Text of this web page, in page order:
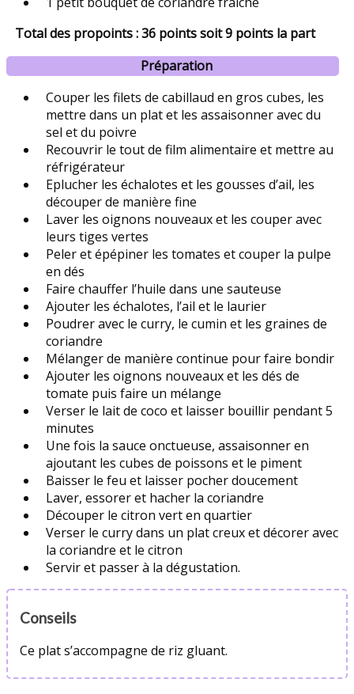
Total des propoints : 36 points soit 9 points la part
Préparation
Couper les filets de cabillaud en gros cubes, les
mettre dans un plat et les assaisonner avec du
sel et du poivre
Recouvrir le tout de film alimentaire et mettre au
réfrigérateur
Eplucher les échalotes et les gousses d’ail, les
découper de manière fine
Laver les oignons nouveaux et les couper avec
leurs tiges vertes
Peler et épépiner les tomates et couper la pulpe
en dés
Faire chauffer l’huile dans une sauteuse
Ajouter les échalotes, l’ail et le laurier
Poudrer avec le curry, le cumin et les graines de
coriandre
Mélanger de manière continue pour faire bondir
Ajouter les oignons nouveaux et les dés de
tomate puis faire un mélange
Verser le lait de coco et laisser bouillir pendant 5
minutes
Une fois la sauce onctueuse, assaisonner en
ajoutant les cubes de poissons et le piment
Baisser le feu et laisser pocher doucement
Laver, essorer et hacher la coriandre
Découper le citron vert en quartier
Verser le curry dans un plat creux et décorer avec
la coriandre et le citron
Servir et passer à la dégustation.
Conseils
Ce plat s’accompagne de riz gluant.